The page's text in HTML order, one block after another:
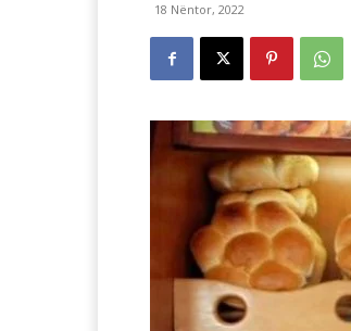
18 Nëntor, 2022